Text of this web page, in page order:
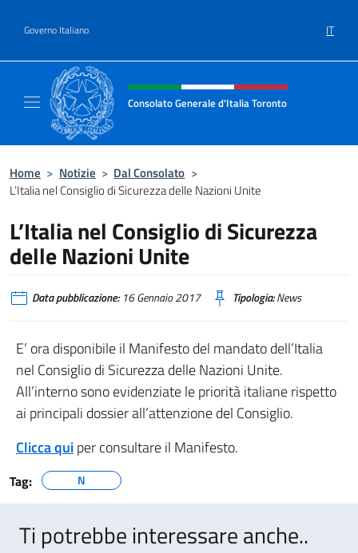
Governo Italiano IT
Intestazione sito, social e menù
Consolato Generale d'Italia Toronto
Home > Notizie > Dal Consolato >
L’Italia nel Consiglio di Sicurezza delle Nazioni Unite
L’Italia nel Consiglio di Sicurezza
delle Nazioni Unite
Data pubblicazione:16 Gennaio 2017 Tipologia:News
E’ ora disponibile il Manifesto del mandato dell’Italia
nel Consiglio di Sicurezza delle Nazioni Unite.
All’interno sono evidenziate le priorità italiane rispetto
ai principali dossier all’attenzione del Consiglio.
Clicca quiper consultare il Manifesto.
Tag: N
Ti potrebbe interessare anche..